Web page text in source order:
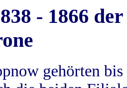
- 1866
gehörten